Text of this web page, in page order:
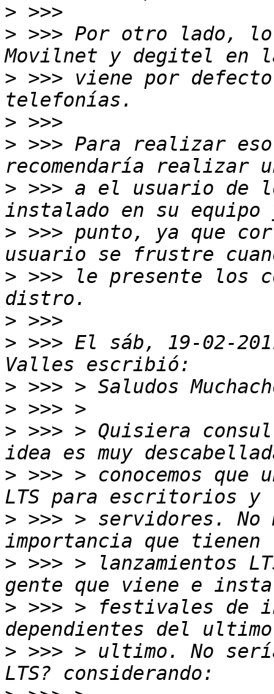
>
> >>> Por otro lado, lo
> >>> viene por
>
> >>> Para realizar
> >>> a el usuario de
> >>> punto, ya que
> >>> le presente los
>
> >>> El sáb, 19-02-
>
>
> >>> > Quisiera
> >>> > conocemos
> >>> > servidores. No
> >>> > lanzamientos
> >>> > festivales de
> >>> > ultimo. No